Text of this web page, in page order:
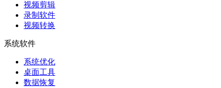
视频剪辑
录制软件
视频转换
系统软件
系统优化
桌面工具
数据恢复